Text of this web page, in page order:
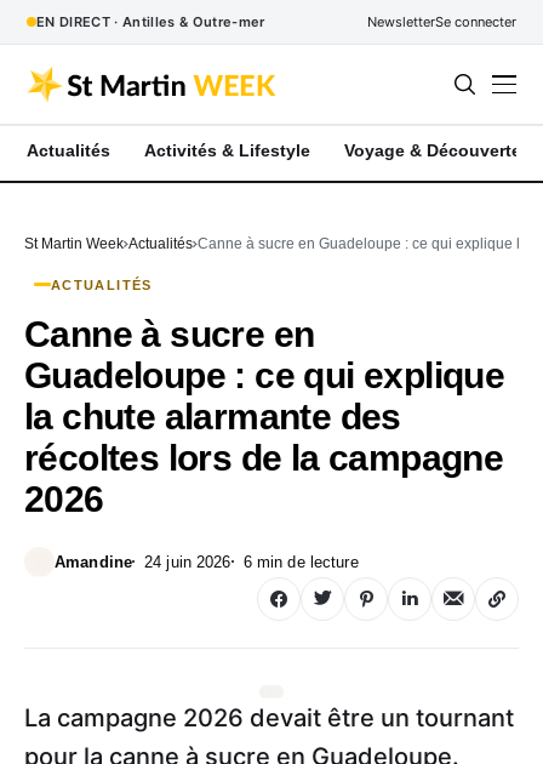
EN DIRECT · Antilles & Outre-mer NewsletterSe connecter
Actualités Activités & Lifestyle Voyage & Découverte
St Martin Week Actualités Canne à sucre en Guadeloupe : ce qui explique la
ACTUALITÉS
Canne à sucre en
Guadeloupe : ce qui explique
la chute alarmante des
récoltes lors de la campagne
2026
Amandine 24 juin 2026 6 min de lecture
La campagne 2026 devait être un tournant
pour la canne à sucre en Guadeloupe.